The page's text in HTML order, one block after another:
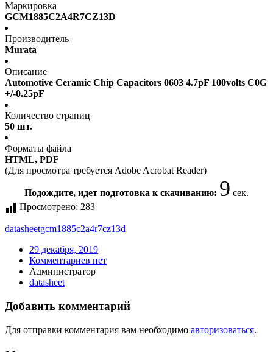
Маркировка
GCM1885C2A4R7CZ13D
Производитель
Murata
Описание
Automotive Ceramic Chip Capacitors 0603 4.7pF 100volts C0G
+/-0.25pF
Количество страниц
50 шт.
Форматы файла
HTML, PDF
(Для просмотра требуется Adobe Acrobat Reader)
Подождите, идет подготовка к скачиванию: 9 сек.
Просмотрено: 283
datasheetgcm1885c2a4r7cz13d
29 декабря, 2019
Комментариев нет
Администратор
datasheet
Добавить комментарий
Для отправки комментария вам необходимо авторизоваться.